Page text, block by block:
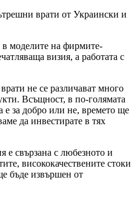
врати от Украински и
в моделите на фирмите-
визия, а работата с
не се различават много
Всъщност, в по-голямата
е за добро или не, времето ще
да инвестирате в тях
е свързана с любезното и
висококачествените стоки
бъде извършен от